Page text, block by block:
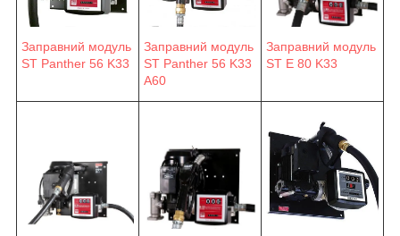
Заправний модуль
ST Panther 56 K33
Заправний модуль
ST Panther 56 K33
A60
Заправний модуль
ST E 80 K33